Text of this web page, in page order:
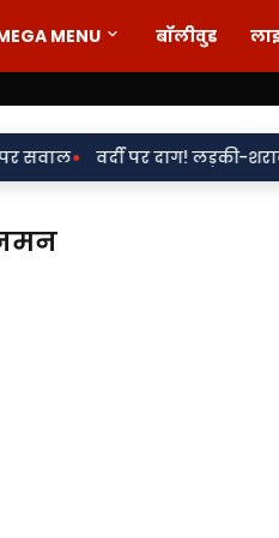
MENU बॉलीवुड
दाग! लड़की-शराब की मांग और
नमन